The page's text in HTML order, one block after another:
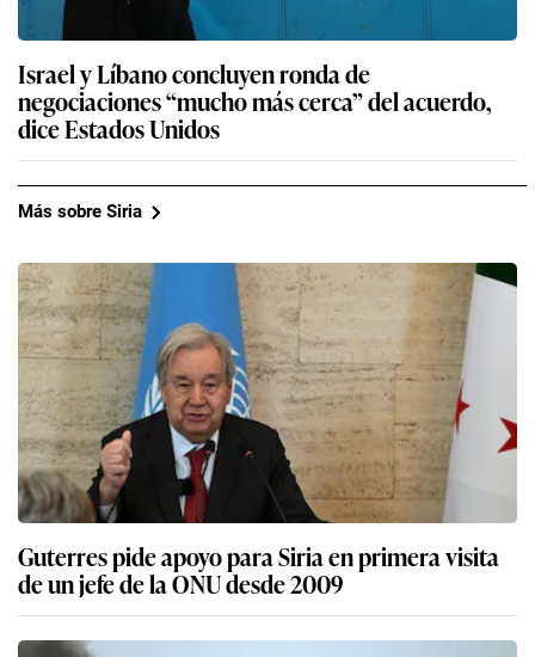
Israel y Líbano concluyen ronda de
negociaciones “mucho más cerca” del acuerdo,
dice Estados Unidos
Más sobre Siria
Guterres pide apoyo para Siria en primera visita
de un jefe de la ONU desde 2009